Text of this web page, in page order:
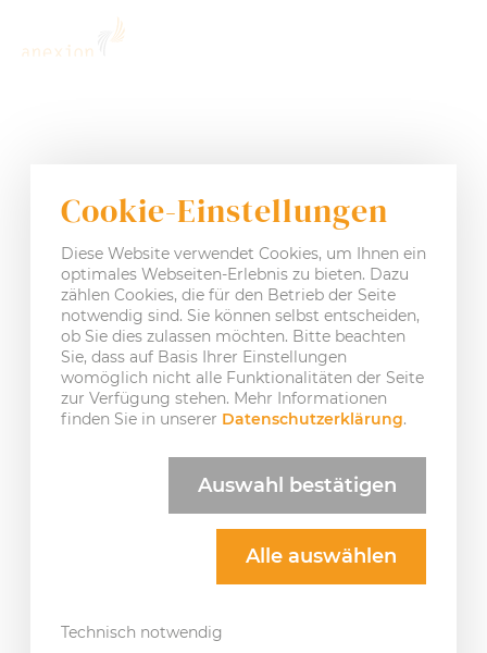
Danke.
Vielen Dank für Ihre
Nachricht!
Wir haben Ihre Nachricht erhalten und melden uns
schnellstmöglich bei Ihnen.
« zurück zur Website
Cookie-Einstellungen
Diese Website verwendet Cookies, um Ihnen ein
optimales Webseiten-Erlebnis zu bieten. Dazu
zählen Cookies, die für den Betrieb der Seite
notwendig sind. Sie können selbst entscheiden,
ob Sie dies zulassen möchten. Bitte beachten
Sie, dass auf Basis Ihrer Einstellungen
womöglich nicht alle Funktionalitäten der Seite
zur Verfügung stehen. Mehr Informationen
finden Sie in unserer Datenschutzerklärung.
Auswahl bestätigen
Alle auswählen
Technisch notwendig